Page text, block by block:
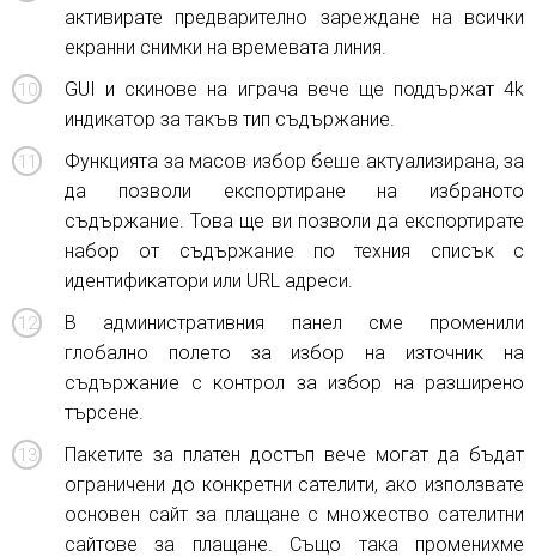
активирате предварително зареждане на всички
екранни снимки на времевата линия.
GUI и скинове на играча вече ще поддържат 4k
индикатор за такъв тип съдържание.
Функцията за масов избор беше актуализирана, за
да позволи експортиране на избраното
съдържание. Това ще ви позволи да експортирате
набор от съдържание по техния списък с
идентификатори или URL адреси.
В административния панел сме променили
глобално полето за избор на източник на
съдържание с контрол за избор на разширено
търсене.
Пакетите за платен достъп вече могат да бъдат
ограничени до конкретни сателити, ако използвате
основен сайт за плащане с множество сателитни
сайтове за плащане. Също така променихме